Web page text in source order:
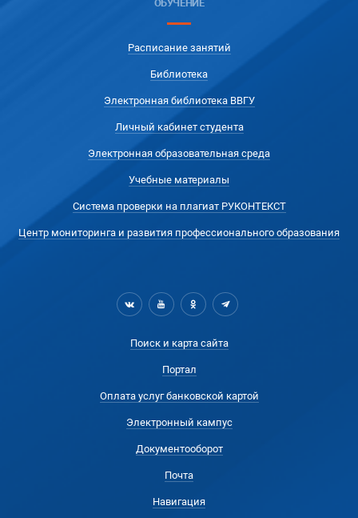
ОБУЧЕНИЕ
Расписание занятий
Библиотека
Электронная библиотека ВВГУ
Личный кабинет студента
Электронная образовательная среда
Учебные материалы
Система проверки на плагиат РУКОНТЕКСТ
Центр мониторинга и развития профессионального образования
Поиск и карта сайта
Портал
Оплата услуг банковской картой
Электронный кампус
Документооборот
Почта
Навигация